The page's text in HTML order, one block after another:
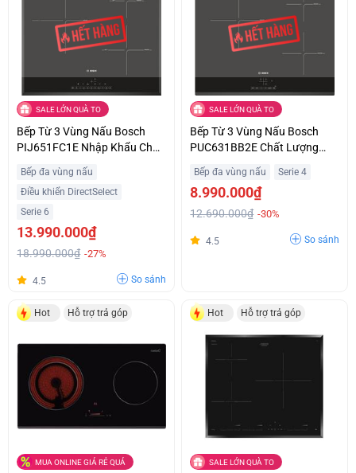
SALE LỚN QUÀ TO
Bếp Từ 3 Vùng Nấu Bosch
PIJ651FC1E Nhập Khẩu Châu
Bếp đa vùng nấu
Điều khiển DirectSelect
Serie 6
13.990.000₫
18.990.000₫ -27%
4.5 So sánh
SALE LỚN QUÀ TO
Bếp Từ 3 Vùng Nấu Bosch
PUC631BB2E Chất Lượng
Bếp đa vùng nấu Serie 4
8.990.000₫
12.690.000₫ -30%
4.5 So sánh
Hot Hỗ trợ trả góp
MUA ONLINE GIÁ RẺ QUÁ
Hot Hỗ trợ trả góp
SALE LỚN QUÀ TO